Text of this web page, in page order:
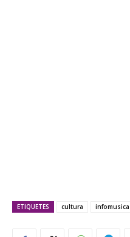
ETIQUETES cultura infomusica